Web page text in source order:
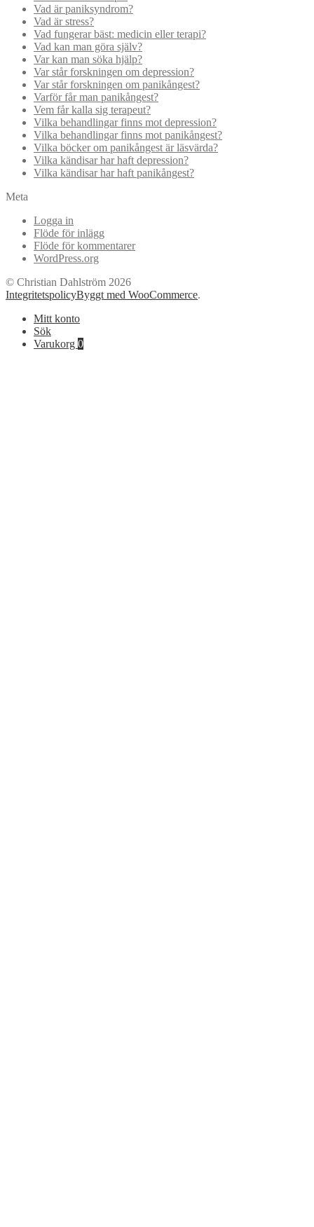
Vad är paniksyndrom?
Vad är stress?
Vad fungerar bäst: medicin eller terapi?
Vad kan man göra själv?
Var kan man söka hjälp?
Var står forskningen om depression?
Var står forskningen om panikångest?
Varför får man panikångest?
Vem får kalla sig terapeut?
Vilka behandlingar finns mot depression?
Vilka behandlingar finns mot panikångest?
Vilka böcker om panikångest är läsvärda?
Vilka kändisar har haft depression?
Vilka kändisar har haft panikångest?
Meta
Logga in
Flöde för inlägg
Flöde för kommentarer
WordPress.org
© Christian Dahlström 2026
IntegritetspolicyByggt med WooCommerce.
Mitt konto
Sök
Varukorg 0